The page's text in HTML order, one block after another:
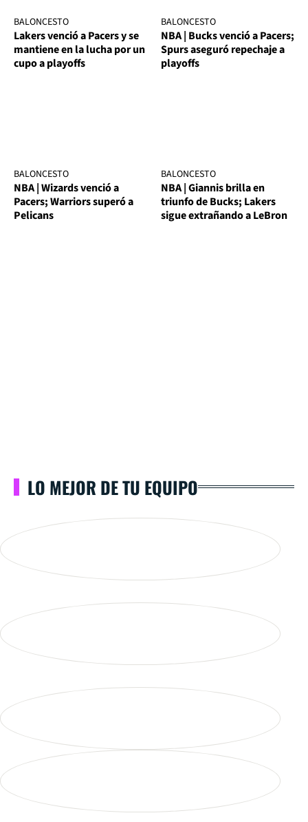
BALONCESTO
Lakers venció a Pacers y se
mantiene en la lucha por un
cupo a playoffs
BALONCESTO
NBA | Bucks venció a Pacers;
Spurs aseguró repechaje a
playoffs
BALONCESTO
NBA | Wizards venció a
Pacers; Warriors superó a
Pelicans
BALONCESTO
NBA | Giannis brilla en
triunfo de Bucks; Lakers
sigue extrañando a LeBron
LO MEJOR DE TU EQUIPO